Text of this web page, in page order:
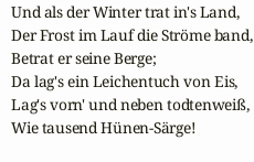
Und als der Winter trat in's Land,
Der Frost im Lauf die Ströme band,
Betrat er seine Berge;
Da lag's ein Leichentuch von Eis,
Lag's vorn' und neben todtenweiß,
Wie tausend Hünen-Särge!